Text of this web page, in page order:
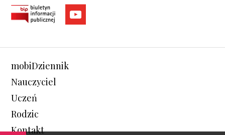
mobiDziennik
Nauczyciel
Uczeń
Rodzic
Kontakt